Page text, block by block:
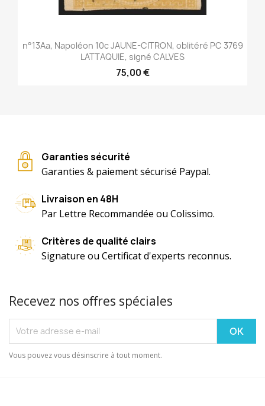
n°13Aa, Napoléon 10c JAUNE-CITRON, oblitéré PC 3769
LATTAQUIE, signé CALVES
75,00 €
Garanties sécurité
Garanties & paiement sécurisé Paypal.
Livraison en 48H
Par Lettre Recommandée ou Colissimo.
Critères de qualité clairs
Signature ou Certificat d'experts reconnus.
Recevez nos offres spéciales
Vous pouvez vous désinscrire à tout moment.